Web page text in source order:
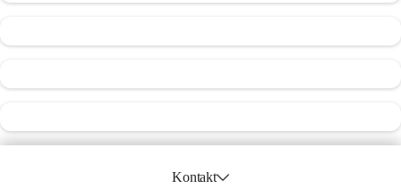
Kontakt